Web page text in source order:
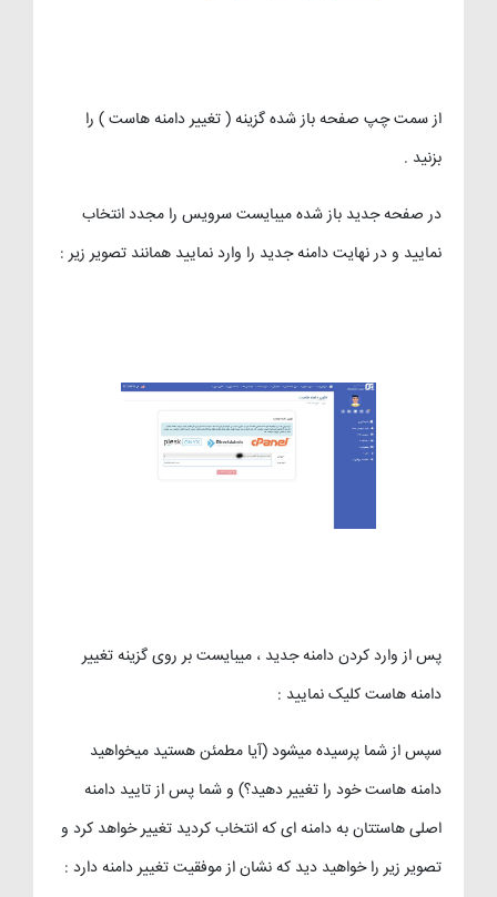
از سمت چپ صفحه باز شده گزینه ( تغییر دامنه هاست ) را
بزنید .
در صفحه جدید باز شده میبایست سرویس را مجدد انتخاب
نمایید و در نهایت دامنه جدید را وارد نمایید همانند تصویر زیر :
پس از وارد کردن دامنه جدید ، میبایست بر روی گزینه تغییر
دامنه هاست کلیک نمایید :
سپس از شما پرسیده میشود (آیا مطمئن هستید میخواهید
دامنه هاست خود را تغییر دهید؟) و شما پس از تایید دامنه
اصلی هاستتان به دامنه ای که انتخاب کردید تغییر خواهد کرد و
تصویر زیر را خواهید دید که نشان از موفقیت تغییر دامنه دارد :